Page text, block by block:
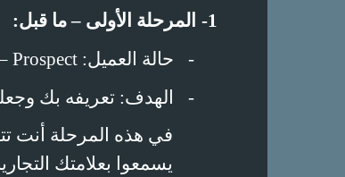
1-
المرحلة الأولى – ما قبل:
-
حالة العميل:Prospect
-
الهدف: تعريفه بك
في هذه المرحلة أنت
يسمعوا بعلامتك